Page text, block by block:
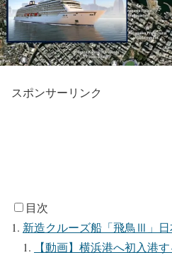
スポンサーリンク
目次
新造クルーズ船「飛鳥Ⅲ」
【動画】横浜港へ初入港